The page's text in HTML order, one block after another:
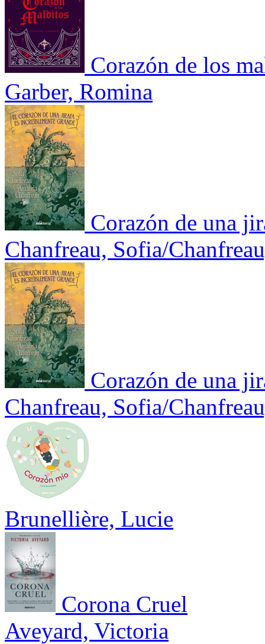
Corazón de los
Garber, Romina
Corazón de una
Chanfreau, Sofia/
Corazón de una
Chanfreau, Sofia/
Brunellière, Lucie
Corona Cruel
Aveyard, Victoria